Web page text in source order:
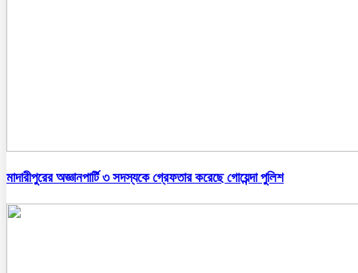
মাদারীপুরের অজ্ঞানপার্টি ৩ সদস্যকে গ্রেফতার করেছে গোয়েন্দা পুলিশ